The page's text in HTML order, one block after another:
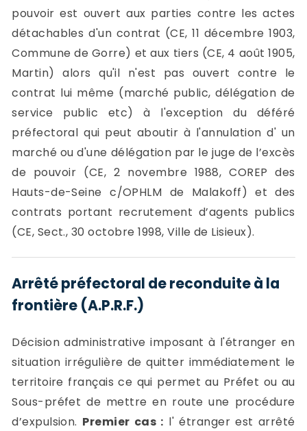
pouvoir est ouvert aux parties contre les actes
détachables d'un contrat (CE, 11 décembre 1903,
Commune de Gorre) et aux tiers (CE, 4 août 1905,
Martin) alors qu'il n'est pas ouvert contre le
contrat lui même (marché public, délégation de
service public etc) à l'exception du déféré
préfectoral qui peut aboutir à l'annulation d' un
marché ou d'une délégation par le juge de l’excès
de pouvoir (CE, 2 novembre 1988, COREP des
Hauts-de-Seine c/OPHLM de Malakoff) et des
contrats portant recrutement d’agents publics
(CE, Sect., 30 octobre 1998, Ville de Lisieux).
Arrêté préfectoral de reconduite à la
frontière (A.P.R.F.)
Décision administrative imposant à l'étranger en
situation irrégulière de quitter immédiatement le
territoire français ce qui permet au Préfet ou au
Sous-préfet de mettre en route une procédure
d’expulsion. Premier cas : l' étranger est arrêté